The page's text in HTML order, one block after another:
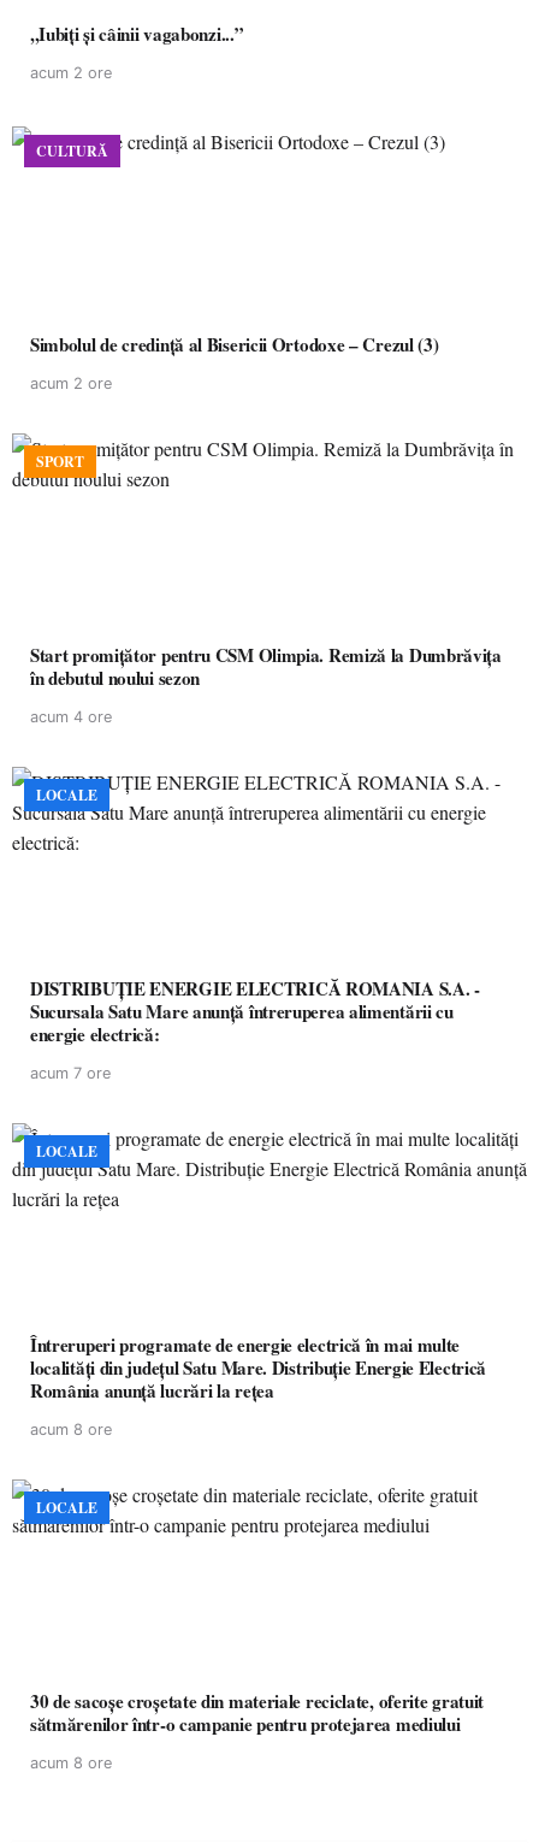
,,Iubiți și câinii vagabonzi...”
acum 2 ore
CULTURĂ
Simbolul de credinţă al Bisericii Ortodoxe – Crezul (3)
acum 2 ore
SPORT
Start promițător pentru CSM Olimpia. Remiză la Dumbrăvița
în debutul noului sezon
acum 4 ore
LOCALE
DISTRIBUȚIE ENERGIE ELECTRICĂ ROMANIA S.A. -
Sucursala Satu Mare anunţă întreruperea alimentării cu
energie electrică:
acum 7 ore
LOCALE
Întreruperi programate de energie electrică în mai multe
localități din județul Satu Mare. Distribuție Energie Electrică
România anunță lucrări la rețea
acum 8 ore
LOCALE
30 de sacoșe croșetate din materiale reciclate, oferite gratuit
sătmărenilor într-o campanie pentru protejarea mediului
acum 8 ore